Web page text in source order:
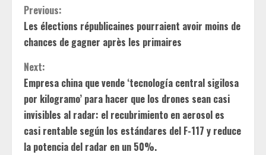
C
o
n
t
i
n
Previous:
Les élections républicaines pourraient avoir moins de
chances de gagner après les primaires
Next:
Empresa china que vende ‘tecnología central sigilosa
por kilogramo’ para hacer que los drones sean casi
invisibles al radar: el recubrimiento en aerosol es
casi rentable según los estándares del F-117 y reduce
la potencia del radar en un 50%.